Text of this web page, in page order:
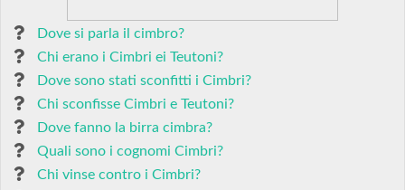
Dove si parla il cimbro?
Chi erano i Cimbri ei Teutoni?
Dove sono stati sconfitti i Cimbri?
Chi sconfisse Cimbri e Teutoni?
Dove fanno la birra cimbra?
Quali sono i cognomi Cimbri?
Chi vinse contro i Cimbri?